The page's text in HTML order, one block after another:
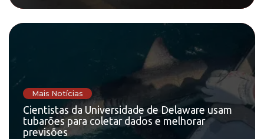
Mais Notícias
Cientistas da Universidade de Delaware usam
tubarões para coletar dados e melhorar
previsões